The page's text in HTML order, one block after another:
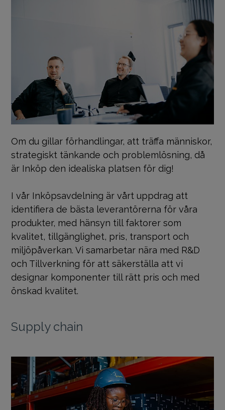
Om du gillar förhandlingar, att träffa människor,
strategiskt tänkande och problemlösning, då
är Inköp den idealiska platsen för dig!
I vår Inköpsavdelning är vårt uppdrag att
identifiera de bästa leverantörerna för våra
produkter, med hänsyn till faktorer som
kvalitet, tillgänglighet, pris, transport och
miljöpåverkan. Vi samarbetar nära med R&D
och Tillverkning för att säkerställa att vi
designar komponenter till rätt pris och med
önskad kvalitet.
Supply chain